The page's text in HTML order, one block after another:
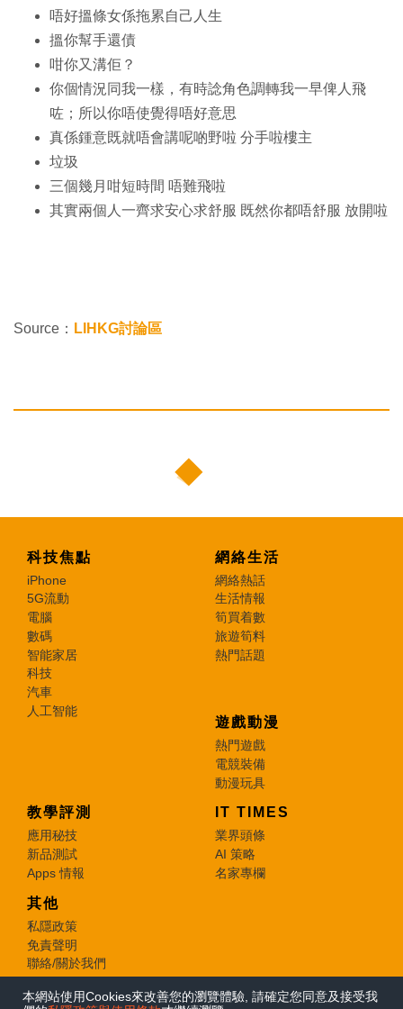
本網站使用Cookies來改善您的瀏覽體驗, 請確定您同意及接受我
唔好搵條女係拖累自己人生
搵你幫手還債
咁你又溝佢？
你個情況同我一樣，有時諗角色調轉我一早俾人飛
咗；所以你唔使覺得唔好意思
真係鍾意既就唔會講呢啲野啦 分手啦樓主
垃圾
三個幾月咁短時間 唔難飛啦
其實兩個人一齊求安心求舒服 既然你都唔舒服 放開啦
Source： LIHKG討論區
科技焦點
iPhone
5G流動
電腦
數碼
智能家居
科技
汽車
人工智能
網絡生活
網絡熱話
生活情報
筍買着數
旅遊筍料
熱門話題
遊戲動漫
熱門遊戲
電競裝備
動漫玩具
教學評測
應用秘技
新品測試
Apps 情報
IT TIMES
業界頭條
AI 策略
名家專欄
其他
私隱政策
免責聲明
聯絡/關於我們
© 2026 e-zone. All Rights Reserved.